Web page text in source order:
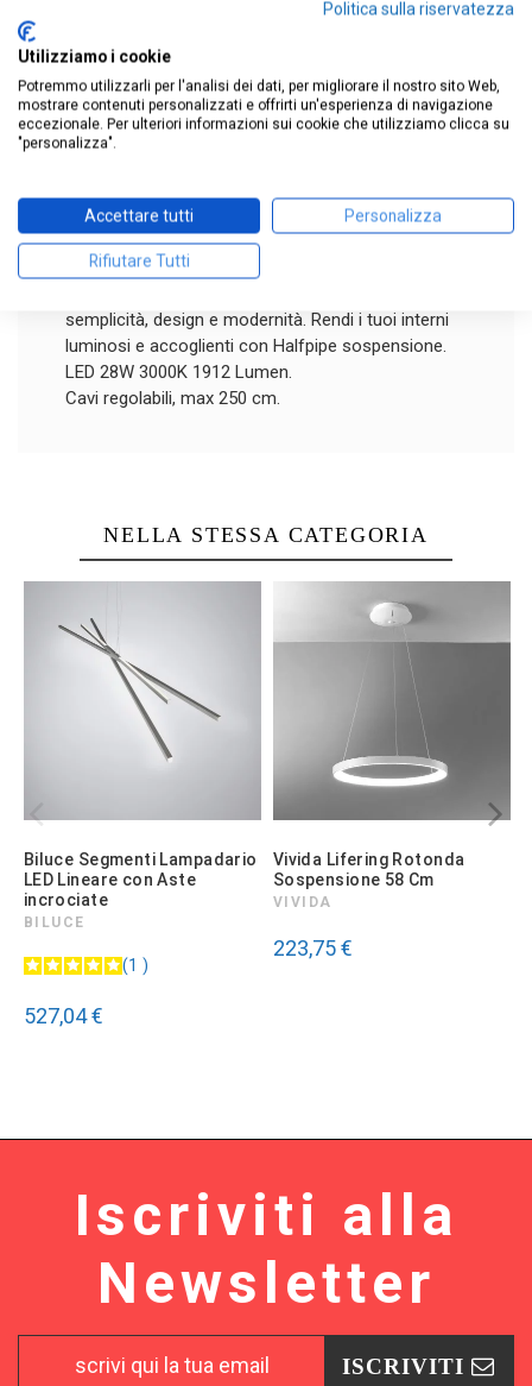
ai tuoi interni. Caratterizzata da una forma lineare
minimalista e di tendenza. Con il suo driver
integrato e la possibilità di gestione in taglio di
fase, puoi regolare l'intensità luminosa secondo le
tue preferenze (dimmer non incluso). Il corpo in
ambiente, mentre il diffusore in policarbonato
assicura una distribuzione uniforme della luce.
Completa con un rosone in metallo verniciato
semplicità, design e modernità. Rendi i tuoi interni
luminosi e accoglienti con Halfpipe sospensione.
LED 28W 3000K 1912 Lumen.
Cavi regolabili, max 250 cm.
NELLA STESSA CATEGORIA
Biluce Segmenti Lampadario
LED Lineare con Aste
incrociate
BILUCE
1
527,04 €
Vivida Lifering Rotonda
Sospensione 58 Cm
VIVIDA
223,75 €
Iscriviti alla
Newsletter
ISCRIVITI
Politica sulla riservatezza
Utilizziamo i cookie
Potremmo utilizzarli per l'analisi dei dati, per migliorare il nostro sito Web,
mostrare contenuti personalizzati e offrirti un'esperienza di navigazione
eccezionale. Per ulteriori informazioni sui cookie che utilizziamo clicca su
"personalizza".
Accettare tutti Personalizza
Rifiutare Tutti